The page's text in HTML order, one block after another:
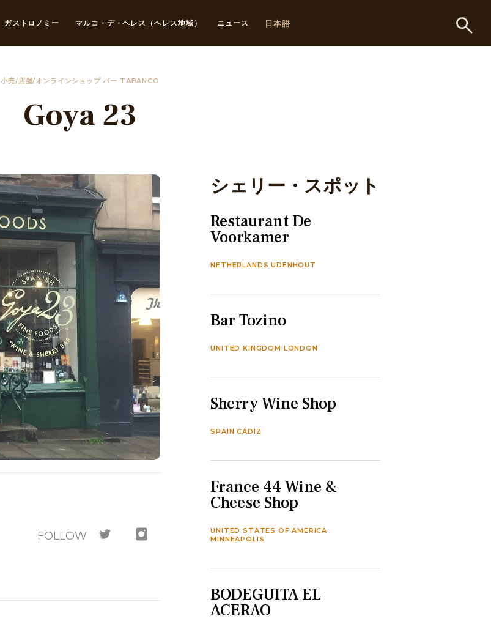
ガストロノミー マルコ・デ・ヘレス（ヘレス地域） ニュース 日本語
小売/店舗/オンラインショップ バー TABANCO
Goya 23
FOLLOW
シェリー・スポット
Restaurant De
Voorkamer
NETHERLANDS UDENHOUT
Bar Tozino
UNITED KINGDOM LONDON
Sherry Wine Shop
SPAIN CÁDIZ
France 44 Wine &
Cheese Shop
UNITED STATES OF AMERICA
MINNEAPOLIS
BODEGUITA EL
ACERAO